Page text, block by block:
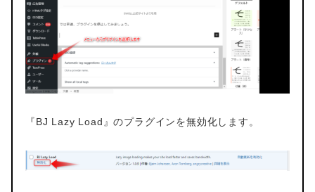
『BJ Lazy Load』のプラグインを無効化します。